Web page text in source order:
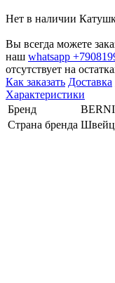
Нет в наличии
Вы всегда можете
наш whatsapp
отсутствует на
Как заказать Доставка
Характеристики
Бренд
Страна бренда